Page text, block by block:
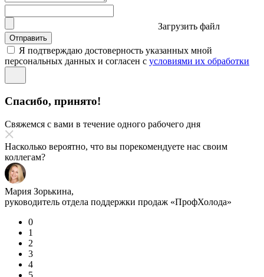
Загрузить файл
Отправить
Я подтверждаю достоверность указанных мной
персональных данных и согласен с условиями их обработки
Спасибо, принято!
Свяжемся с вами в течение одного рабочего дня
Насколько вероятно, что вы порекомендуете нас своим
коллегам?
Мария Зорькина,
руководитель отдела поддержки продаж «ПрофХолода»
0
1
2
3
4
5